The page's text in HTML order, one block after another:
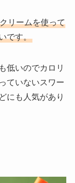
リームを使って
です。
低いのでカロリ
ていないスワー
にも人気があり